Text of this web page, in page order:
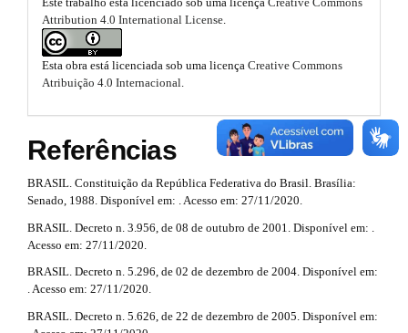
t
#
#
#
p
l
u
g
n
c
l
e
.
m
a
i
n
b
o
o
t
s
t
r
a
p
3
Attribution 4.0 International License.
Esta obra está licenciada sob uma licença Creative Commons
Atribuição 4.0 Internacional.
Referências
BRASIL. Constituição da República Federativa do Brasil. Brasília:
Senado, 1988. Disponível em: . Acesso em: 27/11/2020.
BRASIL. Decreto n. 3.956, de 08 de outubro de 2001. Disponível em: .
Acesso em: 27/11/2020.
BRASIL. Decreto n. 5.296, de 02 de dezembro de 2004. Disponível em:
. Acesso em: 27/11/2020.
BRASIL. Decreto n. 5.626, de 22 de dezembro de 2005. Disponível em: